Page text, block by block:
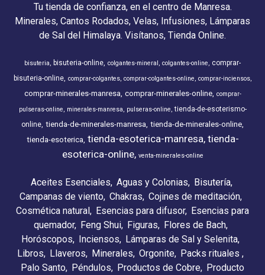
Tu tienda de confianza, en el centro de Manresa.
Minerales, Cantos Rodados, Velas, Infusiones, Lámparas
de Sal del Himalaya. Visítanos, Tienda Online.
bisuteria bisuteria-online colgantes-mineral colgantes-online
comprar-
bisuteria-online comprar-colgantes comprar-colgantes-online comprar-inciensos
comprar-minerales-manresa comprar-minerales-online comprar-
pulseras-online
minerales-manresa pulseras-online tienda-de-esoterismo-
online tienda-de-minerales-manresa tienda-de-minerales-online
tienda-esoterica tienda-esoterica-manresa tienda-
esoterica-online venta-minerales-online
Aceites Esenciales Aguas y Colonias
Bisutería
Campanas de viento Chakras Cojines de meditación
Cosmética natural Esencias para difusor Esencias para
quemador
Feng Shui Figuras
Flores de Bach
Horóscopos
Inciensos
Lámparas de Sal y Selenita
Libros
Llaveros Minerales Orgonite Packs rituales
Palo Santo Péndulos Productos de Cobre Producto